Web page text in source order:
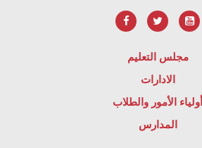
مجلس التعليم
الادارات
أولياء الأمور والطلاب
المدارس